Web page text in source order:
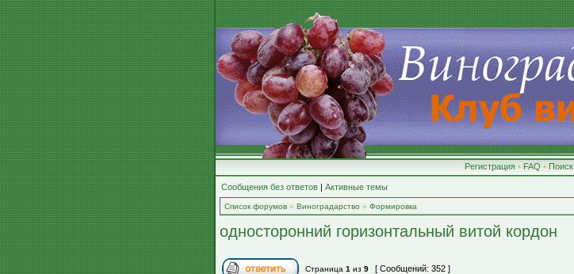
Регистрация • FAQ • Поиск
Сообщения без ответов | Активные темы
Список форумов » Виноградарство » Формировка
односторонний горизонтальный витой кордон
Страница 1 из 9 [ Сообщений: 352 ]